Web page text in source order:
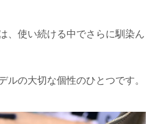
、使い続ける中でさらに馴染ん
ルの大切な個性のひとつです。